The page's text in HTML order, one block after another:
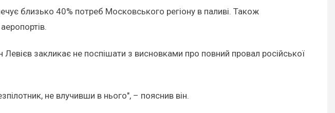
близько 40% потреб Московського регіону в паливі. Також
закликає не поспішати з висновками про повний провал російської
не влучивши в нього", – пояснив він.